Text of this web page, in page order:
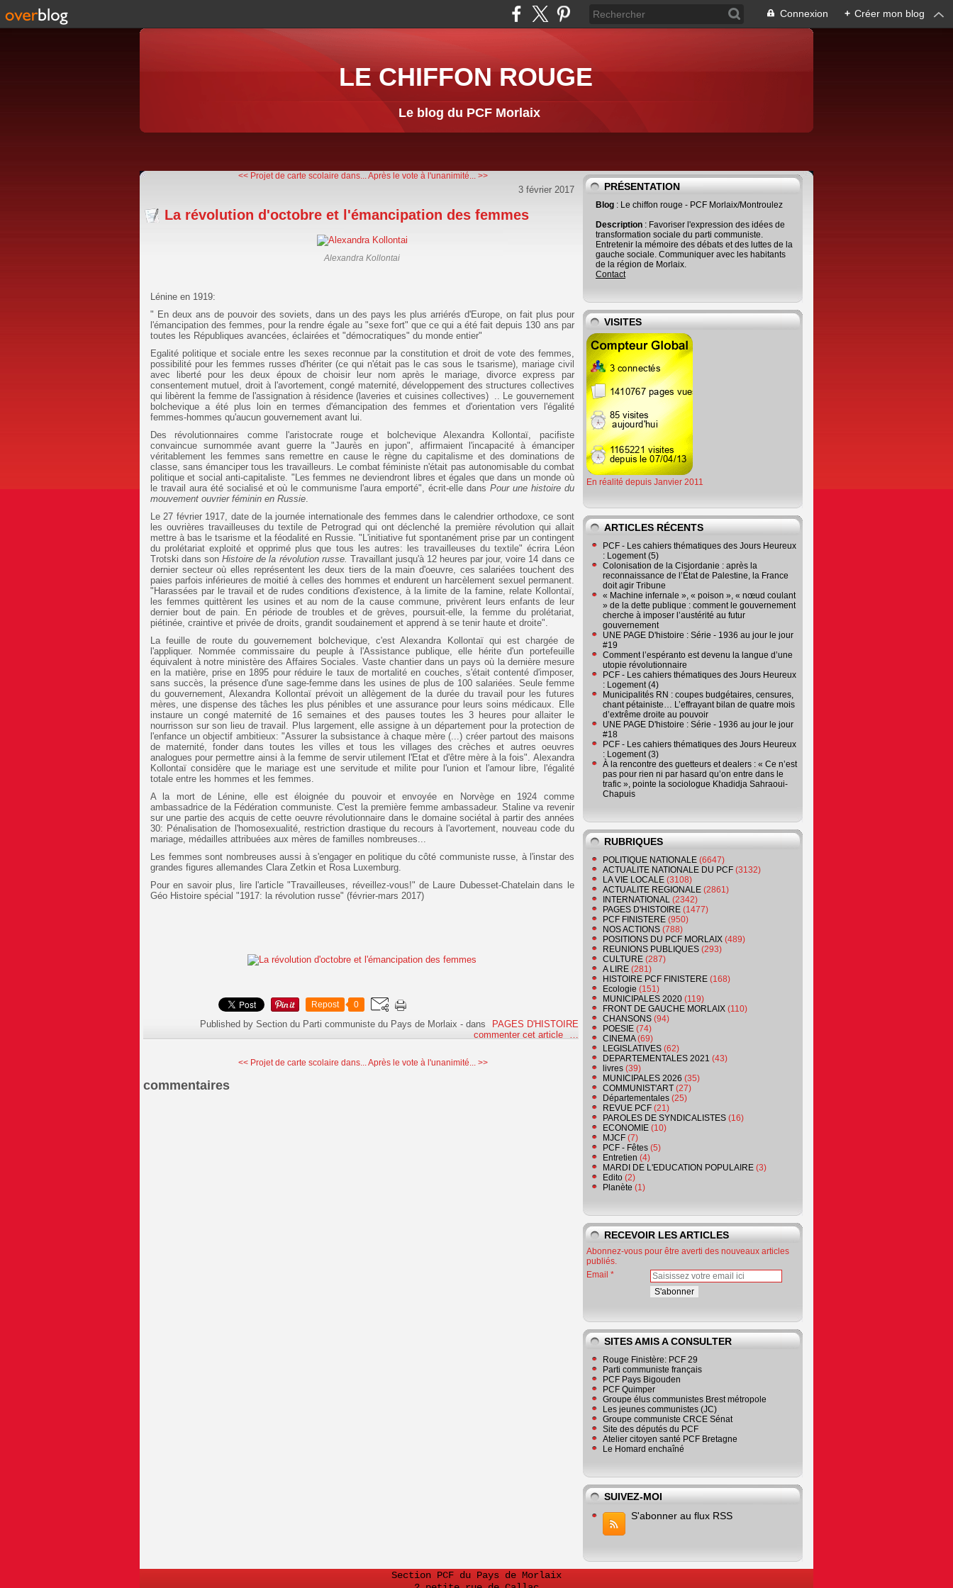
Connexion + Créer mon blog
LE CHIFFON ROUGE
Le blog du PCF Morlaix
<< Projet de carte scolaire dans...Après le vote à l'unanimité... >>
3 février 2017
La révolution d'octobre et l'émancipation des femmes
Alexandra Kollontai
Lénine en 1919:
" En deux ans de pouvoir des soviets, dans un des pays les plus arriérés d'Europe, on fait plus pour
l'émancipation des femmes, pour la rendre égale au "sexe fort" que ce qui a été fait depuis 130 ans par
toutes les Républiques avancées, éclairées et "démocratiques" du monde entier"
Egalité politique et sociale entre les sexes reconnue par la constitution et droit de vote des femmes,
possibilité pour les femmes russes d'hériter (ce qui n'était pas le cas sous le tsarisme), mariage civil
avec liberté pour les deux époux de choisir leur nom après le mariage, divorce express par
consentement mutuel, droit à l'avortement, congé maternité, développement des structures collectives
qui libèrent la femme de l'assignation à résidence (laveries et cuisines collectives) .. Le gouvernement
bolchevique a été plus loin en termes d'émancipation des femmes et d'orientation vers l'égalité
femmes-hommes qu'aucun gouvernement avant lui.
Des révolutionnaires comme l'aristocrate rouge et bolchevique Alexandra Kollontaï, pacifiste
convaincue surnommée avant guerre la "Jaurès en jupon", affirmaient l'incapacité à émanciper
véritablement les femmes sans remettre en cause le règne du capitalisme et des dominations de
classe, sans émanciper tous les travailleurs. Le combat féministe n'était pas autonomisable du combat
politique et social anti-capitaliste. "Les femmes ne deviendront libres et égales que dans un monde où
le travail aura été socialisé et où le communisme l'aura emporté", écrit-elle dans Pour une histoire du
mouvement ouvrier féminin en Russie.
Le 27 février 1917, date de la journée internationale des femmes dans le calendrier orthodoxe, ce sont
les ouvrières travailleuses du textile de Petrograd qui ont déclenché la première révolution qui allait
mettre à bas le tsarisme et la féodalité en Russie. "L'initiative fut spontanément prise par un contingent
du prolétariat exploité et opprimé plus que tous les autres: les travailleuses du textile" écrira Léon
Trotski dans sonHistoire de la révolution russe. Travaillant jusqu'à 12 heures par jour, voire 14 dans ce
dernier secteur où elles représentent les deux tiers de la main d'oeuvre, ces salariées touchent des
paies parfois inférieures de moitié à celles des hommes et endurent un harcèlement sexuel permanent.
"Harassées par le travail et de rudes conditions d'existence, à la limite de la famine, relate Kollontaï,
les femmes quittèrent les usines et au nom de la cause commune, privèrent leurs enfants de leur
dernier bout de pain. En période de troubles et de grèves, poursuit-elle, la femme du prolétariat,
piétinée, craintive et privée de droits, grandit soudainement et apprend à se tenir haute et droite".
La feuille de route du gouvernement bolchevique, c'est Alexandra Kollontaï qui est chargée de
l'appliquer. Nommée commissaire du peuple à l'Assistance publique, elle hérite d'un portefeuille
équivalent à notre ministère des Affaires Sociales. Vaste chantier dans un pays où la dernière mesure
en la matière, prise en 1895 pour réduire le taux de mortalité en couches, s'était contenté d'imposer,
sans succès, la présence d'une sage-femme dans les usines de plus de 100 salariées. Seule femme
du gouvernement, Alexandra Kollontaï prévoit un allègement de la durée du travail pour les futures
mères, une dispense des tâches les plus pénibles et une assurance pour leurs soins médicaux. Elle
instaure un congé maternité de 16 semaines et des pauses toutes les 3 heures pour allaiter le
nourrisson sur son lieu de travail. Plus largement, elle assigne à un département pour la protection de
l'enfance un objectif ambitieux: "Assurer la subsistance à chaque mère (...) créer partout des maisons
de maternité, fonder dans toutes les villes et tous les villages des crèches et autres oeuvres
analogues pour permettre ainsi à la femme de servir utilement l'Etat et d'être mère à la fois". Alexandra
Kollontaï considère que le mariage est une servitude et milite pour l'union et l'amour libre, l'égalité
totale entre les hommes et les femmes.
A la mort de Lénine, elle est éloignée du pouvoir et envoyée en Norvège en 1924 comme
ambassadrice de la Fédération communiste. C'est la première femme ambassadeur. Staline va revenir
sur une partie des acquis de cette oeuvre révolutionnaire dans le domaine sociétal à partir des années
30: Pénalisation de l'homosexualité, restriction drastique du recours à l'avortement, nouveau code du
mariage, médailles attribuées aux mères de familles nombreuses...
Les femmes sont nombreuses aussi à s'engager en politique du côté communiste russe, à l'instar des
grandes figures allemandes Clara Zetkin et Rosa Luxemburg.
Pour en savoir plus, lire l'article "Travailleuses, réveillez-vous!" de Laure Dubesset-Chatelain dans le
Géo Histoire spécial "1917: la révolution russe" (février-mars 2017)
Repost 0
Published by Section du Parti communiste du Pays de Morlaix -dans
PAGES D'HISTOIRE
commenter cet article
…
<< Projet de carte scolaire dans...Après le vote à l'unanimité... >>
commentaires
PRÉSENTATION
Blog : Le chiffon rouge - PCF Morlaix/Montroulez
Description : Favoriser l'expression des idées de
transformation sociale du parti communiste.
Entretenir la mémoire des débats et des luttes de la
gauche sociale. Communiquer avec les habitants
de la région de Morlaix.
Contact
VISITES
En réalité depuis Janvier 2011
ARTICLES RÉCENTS
PCF - Les cahiers thématiques des Jours Heureux
: Logement (5)
Colonisation de la Cisjordanie : après la
reconnaissance de l’État de Palestine, la France
doit agir Tribune
« Machine infernale », « poison », « nœud coulant
» de la dette publique : comment le gouvernement
cherche à imposer l’austérité au futur
gouvernement
UNE PAGE D'histoire : Série - 1936 au jour le jour
#19
Comment l’espéranto est devenu la langue d’une
utopie révolutionnaire
PCF - Les cahiers thématiques des Jours Heureux
: Logement (4)
Municipalités RN : coupes budgétaires, censures,
chant pétainiste… L’effrayant bilan de quatre mois
d’extrême droite au pouvoir
UNE PAGE D'histoire : Série - 1936 au jour le jour
#18
PCF - Les cahiers thématiques des Jours Heureux
: Logement (3)
À la rencontre des guetteurs et dealers : « Ce n’est
pas pour rien ni par hasard qu’on entre dans le
trafic », pointe la sociologue Khadidja Sahraoui-
Chapuis
RUBRIQUES
POLITIQUE NATIONALE (6647)
ACTUALITE NATIONALE DU PCF (3132)
LA VIE LOCALE (3108)
ACTUALITE REGIONALE (2861)
INTERNATIONAL (2342)
PAGES D'HISTOIRE (1477)
PCF FINISTERE (950)
NOS ACTIONS (788)
POSITIONS DU PCF MORLAIX (489)
REUNIONS PUBLIQUES (293)
CULTURE (287)
A LIRE (281)
HISTOIRE PCF FINISTERE (168)
Ecologie (151)
MUNICIPALES 2020 (119)
FRONT DE GAUCHE MORLAIX (110)
CHANSONS (94)
POESIE (74)
CINEMA(69)
LEGISLATIVES (62)
DEPARTEMENTALES 2021 (43)
livres (39)
MUNICIPALES 2026 (35)
COMMUNIST'ART (27)
Départementales (25)
REVUE PCF (21)
PAROLES DE SYNDICALISTES (16)
ECONOMIE (10)
MJCF (7)
PCF - Fêtes (5)
Entretien (4)
MARDI DE L'EDUCATION POPULAIRE (3)
Edito (2)
Planète (1)
RECEVOIR LES ARTICLES
Abonnez-vous pour être averti des nouveaux articles
publiés.
Email
SITES AMIS A CONSULTER
Rouge Finistère: PCF 29
Parti communiste français
PCF Pays Bigouden
PCF Quimper
Groupe élus communistes Brest métropole
Les jeunes communistes (JC)
Groupe communiste CRCE Sénat
Site des députés du PCF
Atelier citoyen santé PCF Bretagne
Le Homard enchaîné
SUIVEZ-MOI
S'abonner au flux RSS
Section PCF du Pays de Morlaix